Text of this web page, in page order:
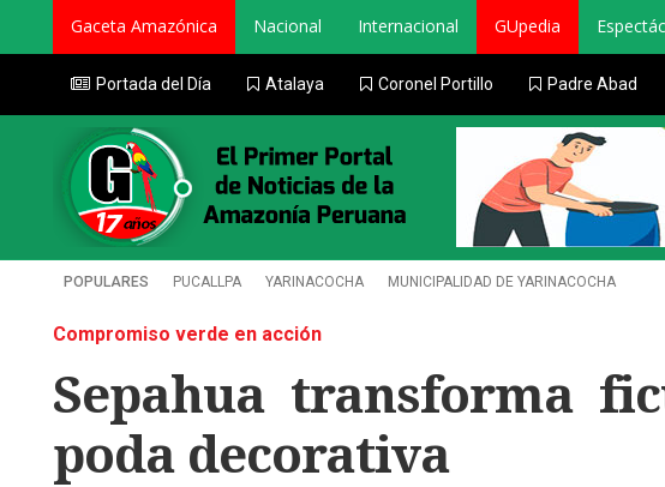
Gaceta Amazónica Nacional Internacional GUpedia
Portada del Día Atalaya Coronel Portillo Padre Abad
POPULARES PUCALLPA YARINACOCHA MUNICIPALIDAD DE YARINACOCHA
Compromiso verde en acción
Sepahua transforma
poda decorativa